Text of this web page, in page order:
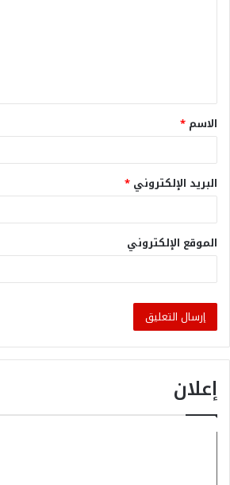
الاسم *
البريد الإلكتروني *
الموقع الإلكتروني
إعلان